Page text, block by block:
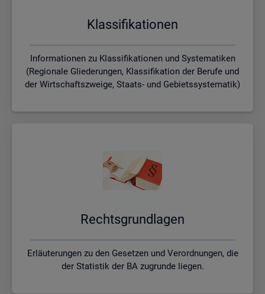
Klas­si­fi­ka­tio­nen
Informationen zu Klassifikationen und Systematiken
(Regionale Gliederungen, Klassifikation der Berufe und
der Wirtschaftszweige, Staats- und Gebietssystematik)
Rechts­grund­la­gen
Erläuterungen zu den Gesetzen und Verordnungen, die
der Statistik der BA zugrunde liegen.